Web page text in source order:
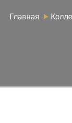
Главная